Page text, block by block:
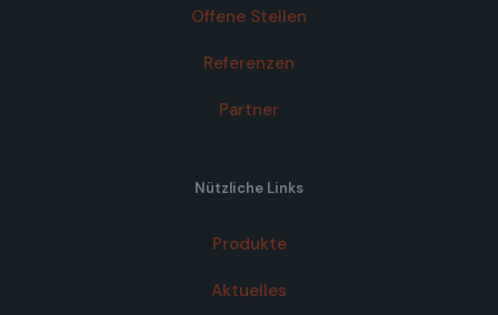
Offene Stellen
Referenzen
Partner
Nützliche Links
Produkte
Aktuelles